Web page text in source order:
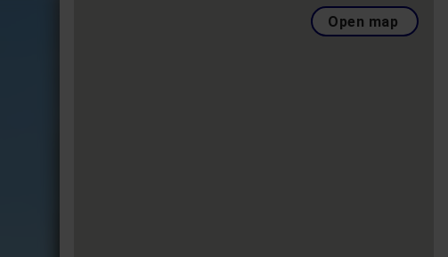
Open map